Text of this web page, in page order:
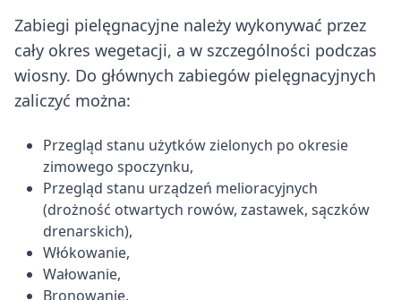
Zabiegi pielęgnacyjne należy wykonywać przez
cały okres wegetacji, a w szczególności podczas
wiosny. Do głównych zabiegów pielęgnacyjnych
zaliczyć można:
Przegląd stanu użytków zielonych po okresie
zimowego spoczynku,
Przegląd stanu urządzeń melioracyjnych
(drożność otwartych rowów, zastawek, sączków
drenarskich),
Włókowanie,
Wałowanie,
Bronowanie,